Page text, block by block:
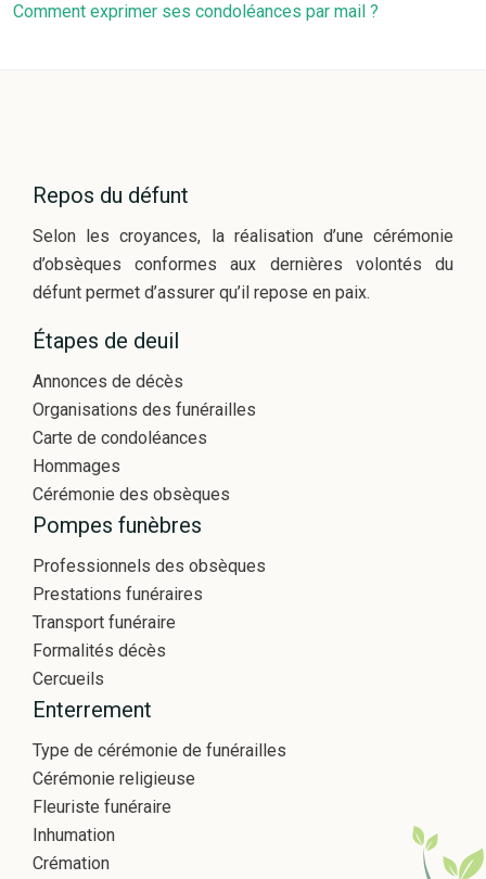
Comment exprimer ses condoléances par mail ?
Repos du défunt
Selon les croyances, la réalisation d’une cérémonie
d’obsèques conformes aux dernières volontés du
défunt permet d’assurer qu’il repose en paix.
Étapes de deuil
Annonces de décès
Organisations des funérailles
Carte de condoléances
Hommages
Cérémonie des obsèques
Pompes funèbres
Professionnels des obsèques
Prestations funéraires
Transport funéraire
Formalités décès
Cercueils
Enterrement
Type de cérémonie de funérailles
Cérémonie religieuse
Fleuriste funéraire
Inhumation
Crémation